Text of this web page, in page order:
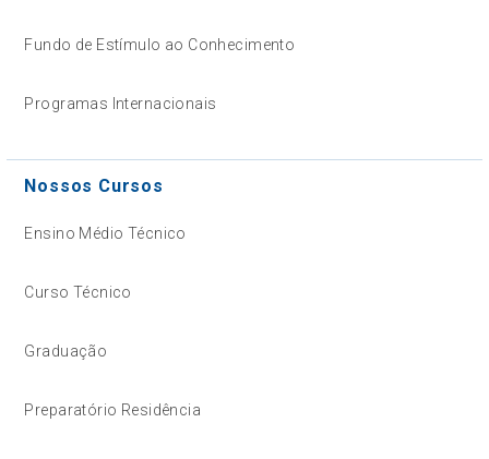
Fundo de Estímulo ao Conhecimento
Programas Internacionais
Nossos Cursos
Ensino Médio Técnico
Curso Técnico
Graduação
Preparatório Residência